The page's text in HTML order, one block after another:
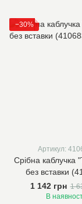
−30%
Артикул:
Срібна каблучка
без вставки
1 142 грн 1
В